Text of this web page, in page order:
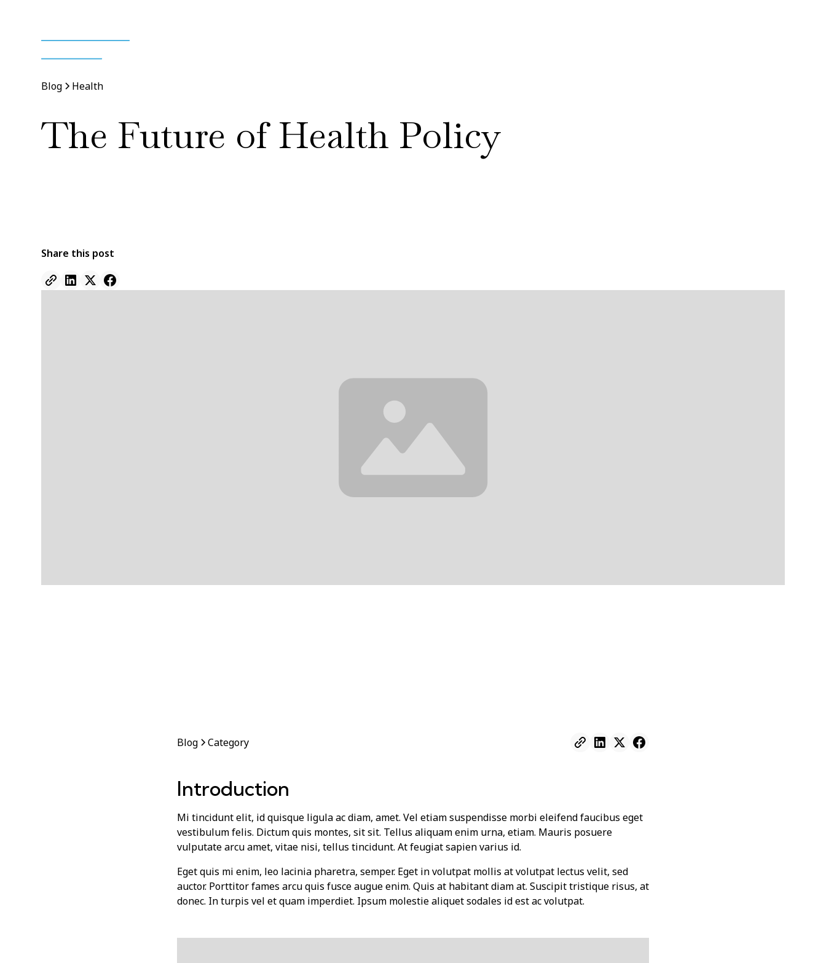
Blog Health
The Future of Health Policy
Share this post
Blog Category
Introduction
Mi tincidunt elit, id quisque ligula ac diam, amet. Vel etiam suspendisse morbi eleifend faucibus eget
vestibulum felis. Dictum quis montes, sit sit. Tellus aliquam enim urna, etiam. Mauris posuere
vulputate arcu amet, vitae nisi, tellus tincidunt. At feugiat sapien varius id.
Eget quis mi enim, leo lacinia pharetra, semper. Eget in volutpat mollis at volutpat lectus velit, sed
auctor. Porttitor fames arcu quis fusce augue enim. Quis at habitant diam at. Suscipit tristique risus, at
donec. In turpis vel et quam imperdiet. Ipsum molestie aliquet sodales id est ac volutpat.